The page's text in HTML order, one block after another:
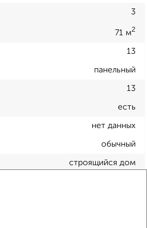
3
71 м2
13
панельный
13
есть
нет данных
обычный
строящийся дом